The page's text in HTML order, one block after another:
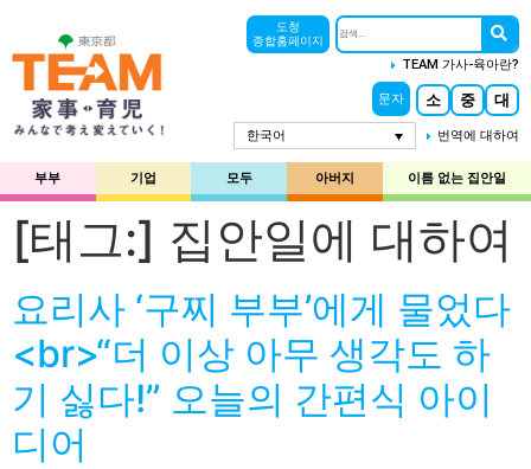
도청
종합홈페이지
TEAM 가사-육아란?
문자 소 중 대
한국어 번역에 대하여
부부 기업 모두 아버지 이름 없는 집안일
[태그:] 집안일에 대하여
요리사 ‘구찌 부부’에게 물었다
<br>“더 이상 아무 생각도 하
기 싫다!” 오늘의 간편식 아이
디어